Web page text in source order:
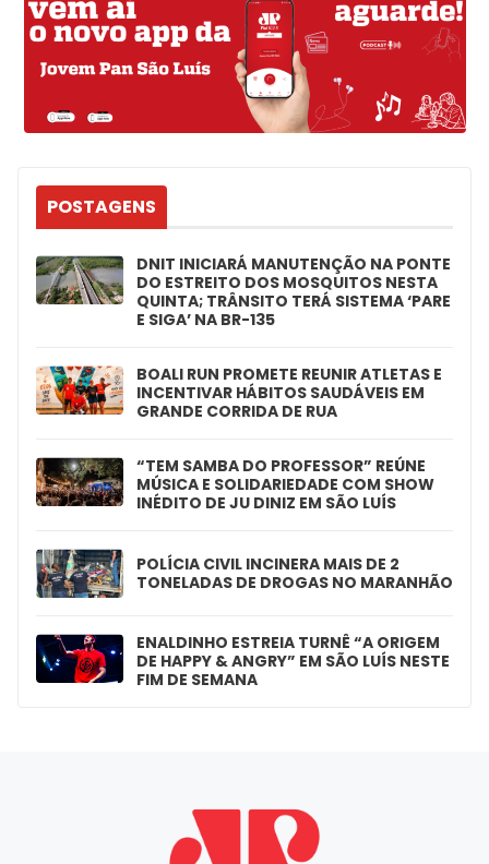
POSTAGENS
DNIT INICIARÁ MANUTENÇÃO NA PONTE
DO ESTREITO DOS MOSQUITOS NESTA
QUINTA; TRÂNSITO TERÁ SISTEMA ‘PARE
E SIGA’ NA BR-135
BOALI RUN PROMETE REUNIR ATLETAS E
INCENTIVAR HÁBITOS SAUDÁVEIS EM
GRANDE CORRIDA DE RUA
“TEM SAMBA DO PROFESSOR” REÚNE
MÚSICA E SOLIDARIEDADE COM SHOW
INÉDITO DE JU DINIZ EM SÃO LUÍS
POLÍCIA CIVIL INCINERA MAIS DE 2
TONELADAS DE DROGAS NO MARANHÃO
ENALDINHO ESTREIA TURNÊ “A ORIGEM
DE HAPPY & ANGRY” EM SÃO LUÍS NESTE
FIM DE SEMANA